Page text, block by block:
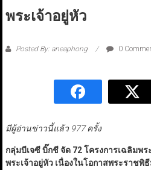
พระเจ้าอยู่หัว
Posted By: aneaphong 0
มีผู้อ่านข่าวนี้แล้ว 977 ครั้ง
กลุ่มบีเจซี บิ๊กชี จัด 72โครงการเฉลิมพร
พระเจ้าอยู่หัว เนื่องในโอกาสพระราช